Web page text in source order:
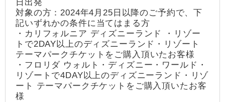
日出発
対象の方：2024年4月25日以降のご予約で、下
記いずれかの条件に当てはまる方
・カリフォルニア ディズニーランド ・リゾー
トで2DAY以上のディズニーランド・リゾート
テーマパークチケットをご購入頂いたお客様
・フロリダ ウォルト・ディズニー・ワールド・
リゾートで4DAY以上のディズニーランド・リゾ
ート テーマパークチケットをご購入頂いたお客
様